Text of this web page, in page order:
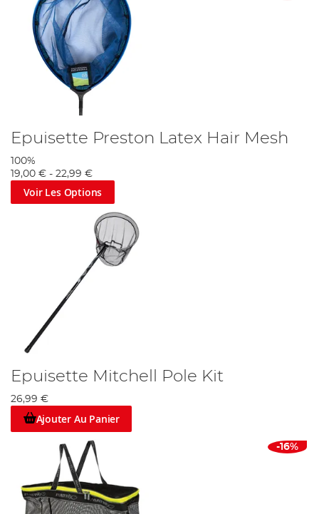
Epuisette Preston Latex Hair Mesh
100%
19,00 € - 22,99 €
Voir Les Options
Epuisette Mitchell Pole Kit
26,99 €
Ajouter Au Panier
-16%